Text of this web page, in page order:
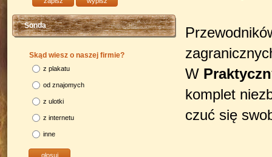
Sonda
Skąd wiesz o naszej firmie?
z plakatu
od znajomych
z ulotki
z internetu
inne
W
komplet
czuć się